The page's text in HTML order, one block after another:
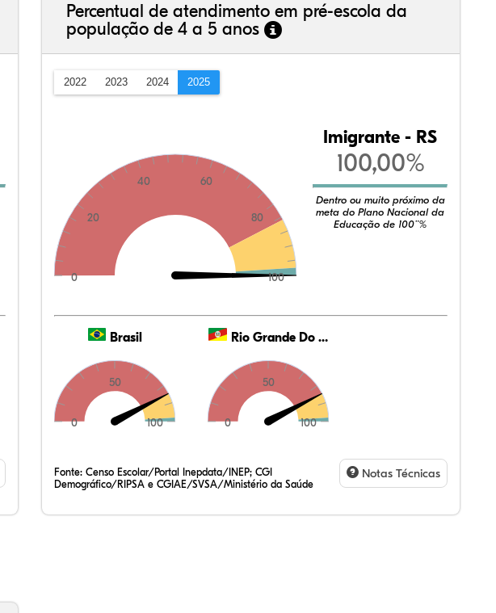
Percentual de atendimento em pré-escola da
população de 4 a 5 anos
2022 2023 2024 2025
0
20
40 60
80
100
Imigrante - RS
100,00%
Dentro ou muito próximo da
meta do Plano Nacional da
Educação de 100¨%
Brasil
0
50
100
Rio Grande Do Sul
0
50
100
Fonte: Censo Escolar/Portal Inepdata/INEP; CGI
Demográfico/RIPSA e CGIAE/SVSA/Ministério da Saúde
Notas Técnicas